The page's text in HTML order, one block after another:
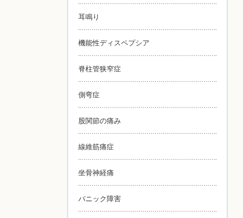
耳鳴り
機能性ディスペプシア
脊柱管狭窄症
側弯症
股関節の痛み
線維筋痛症
坐骨神経痛
パニック障害